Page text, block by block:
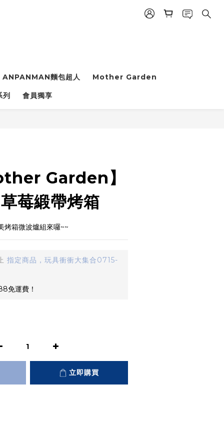
ANPANMAN麵包超人 Mother Garden
會員獨享
Garden】
莓緞帶烤箱
箱微波爐組來囉~~
指定商品，玩具衝衝大集合0715-
免運費！
立即購買